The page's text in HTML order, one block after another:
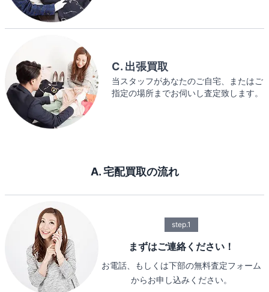
C. 出張買取
当スタッフがあなたのご自宅、またはご
指定の場所までお伺いし査定致します。
A. 宅配買取の流れ
step.1
まずはご連絡ください！
お電話、もしくは下部の無料査定フォーム
からお申し込みください。